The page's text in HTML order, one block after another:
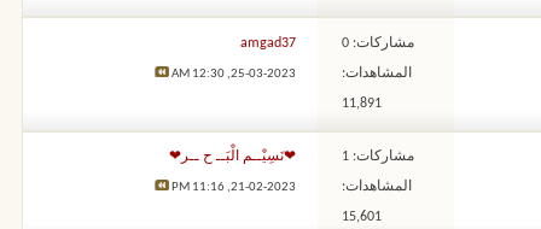
مشاركات: 0
المشاهدات:
11,891
amgad37
25-03-2023,
12:30 AM
مشاركات: 1
المشاهدات:
15,601
❤نَسِيْــم الْبَــ ح ــر❤
21-02-2023,
11:16 PM